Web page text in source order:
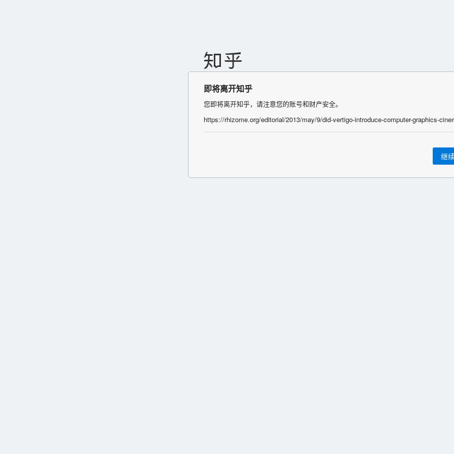
即将离开知乎
您即将离开知乎，请注意您的账号和财产安全。
https://rhizome.org/editorial/2013/may/9/did-vertigo-introduce-computer-graphics-
继